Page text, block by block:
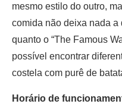
mesmo estilo do outro,
comida não deixa nada a
quanto o “The Famous
possível encontrar
costela com purê de
Horário de